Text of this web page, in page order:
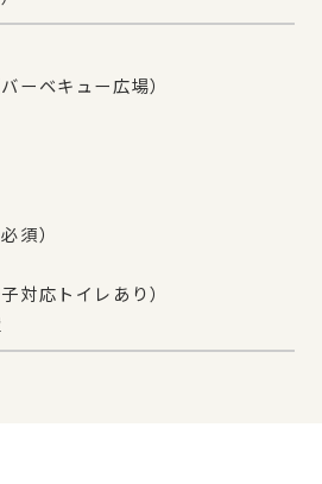
ーベキュー広場）
須）
対応トイレあり）